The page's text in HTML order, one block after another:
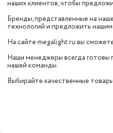
наших клиентов, чтобы
Бренды, представленные на
технологий и предложить
На сайте megalight.ru вы
Наши менеджеры всегда готовы
нашей команды.
Выбирайте качественные